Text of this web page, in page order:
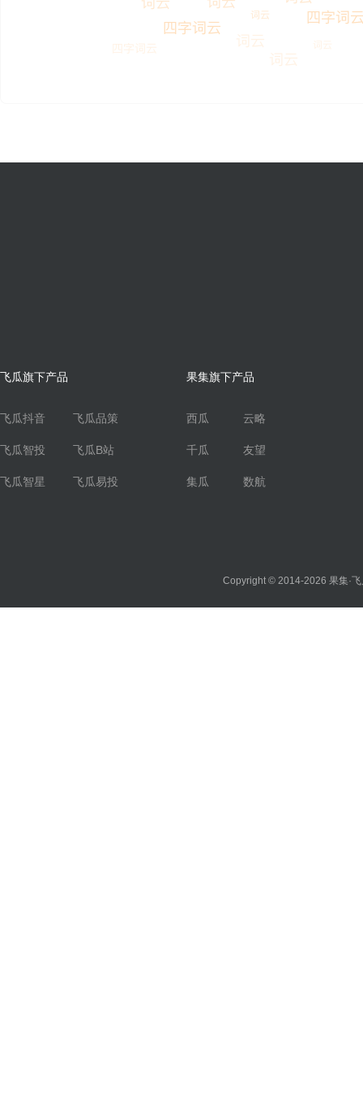
飞瓜旗下产品
飞瓜抖音 飞瓜品策
飞瓜智投 飞瓜B站
飞瓜智星 飞瓜易投
果集旗下产品
西瓜 云略
千瓜 友望
集瓜 数航
Copyright © 2014-2026 果集·